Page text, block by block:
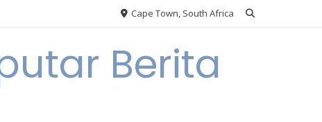
Cape Town, South Africa
Berita